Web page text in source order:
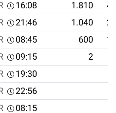
16:08 1.810
21:46 1.040
08:45 600
09:15
2
19:30
22:56
08:15